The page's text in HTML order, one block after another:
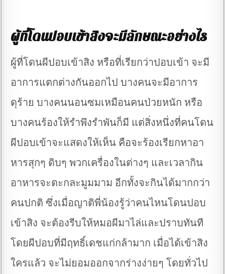
ผู้ที่โดนปอบเข้าสิงจะมีลักษณะอย่างไร
ผู้ที่โดนผีปอบเข้าสิง หรือที่เรียกว่าปอบเข้า จะมี
อาการแตกต่างกันออกไป บางคนจะมีอาการ
ดุร้าย บางคนนอนซมเหมือนคนป่วยหนัก หรือ
บางคนร้องให้รำพึงรำพันก็มี แต่สิ่งหนึ่งที่คนโดน
ผีปอบเข้าจะแสดงให้เห็น คือจะร้องเรียกหาอา
หารสุกๆ ดิบๆ พวกเครื่องในต่างๆ และเวลากิน
อาหารจะตะกละมูมมาม อีกทั้งจะกินได้มากกว่า
คนปกติ ซึ่งเมื่อญาติพี่น้องรู้ว่าคนไหนโดนปอบ
เข้าสิง จะต้องรีบให้หมอผีมาไล่และปราบทันที
โดยผีปอบที่มีฤทธิ์เดชแก่กล้ามาก เมื่อได้เข้าสิง
ใครแล้ว จะไม่ยอมออกจากร่างง่ายๆ โดยทั่วไป